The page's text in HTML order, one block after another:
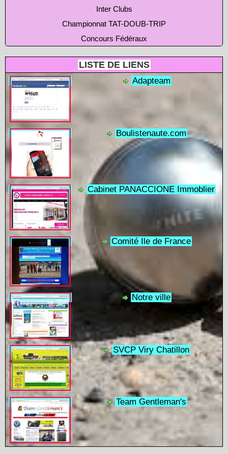
Inter Clubs
Championnat TAT-DOUB-TRIP
Concours Fédéraux
LISTE DE LIENS
Adapteam
Boulistenaute.com
Cabinet PANACCIONE Immoblier
Comité Ile de France
Notre ville
SVCP Viry Chatillon
Team Gentleman's